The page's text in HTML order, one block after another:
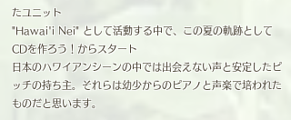
たユニット
"Hawai'i Nei" として活動する中で、この夏の軌跡として
CDを作ろう！からスタート
日本のハワイアンシーンの中では出会えない声と安定したピ
ッチの持ち主。それらは幼少からのピアノと声楽で培われた
ものだと思います。